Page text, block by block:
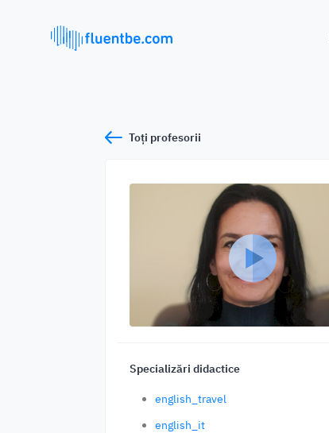
Toți profesorii
Specializări didactice
english_travel
english_it